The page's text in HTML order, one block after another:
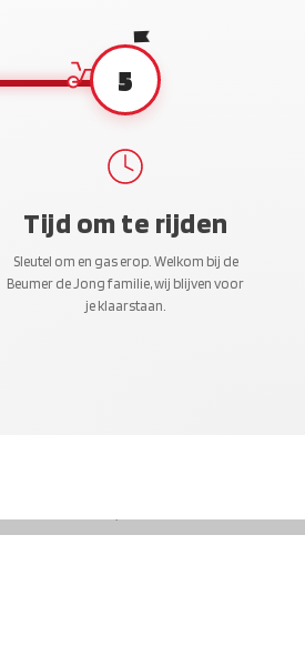
5
Tijd om te rijden
Sleutel om en gas erop. Welkom bij de
Beumer de Jong familie, wij blijven voor
je klaarstaan.